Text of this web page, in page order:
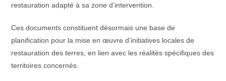
restauration adapté à sa zone d’intervention.
Ces documents constituent désormais une base de
planification pour la mise en œuvre d’initiatives locales de
restauration des terres, en lien avec les réalités spécifiques des
territoires concernés.